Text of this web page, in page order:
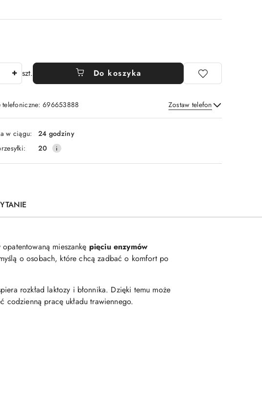
szt. Do koszyka
telefoniczne: 696653888 Zostaw telefon
Wyślij
w ciągu:
24 godziny
20
mieszankę pięciu enzymów
o osobach, które chcą zadbać o komfort po
rozkład laktozy i błonnika. Dzięki temu może
pracę układu trawiennego.